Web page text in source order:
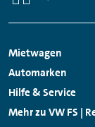
Footer
Navigation
Mietwagen
Links:
Automarken
Links:
Hilfe & Service
Links:
Mehr zu VW FS |